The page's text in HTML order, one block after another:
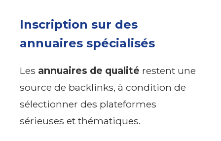
Inscription sur des
annuaires spécialisés
Les annuaires de qualité restent une
source de backlinks, à condition de
sélectionner des plateformes
sérieuses et thématiques.